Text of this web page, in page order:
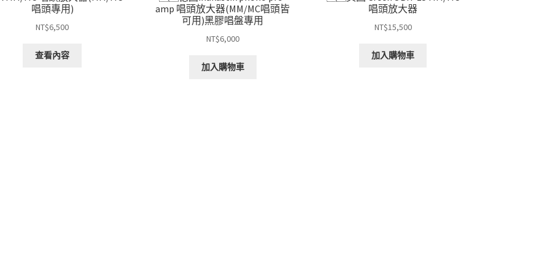
唱頭專用)
NT$6,500
查看內容
amp 唱頭放大器(MM/MC唱頭皆
可用)黑膠唱盤專用
NT$6,000
加入購物車
唱頭放大器
NT$15,500
加入購物車